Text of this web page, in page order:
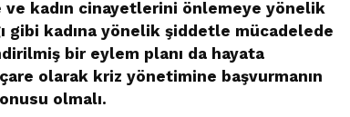
kadın cinayetlerini önlemeye yönelik
gibi kadına yönelik şiddetle mücadelede
bir eylem planı da hayata
olarak kriz yönetimine başvurmanın
olmalı.